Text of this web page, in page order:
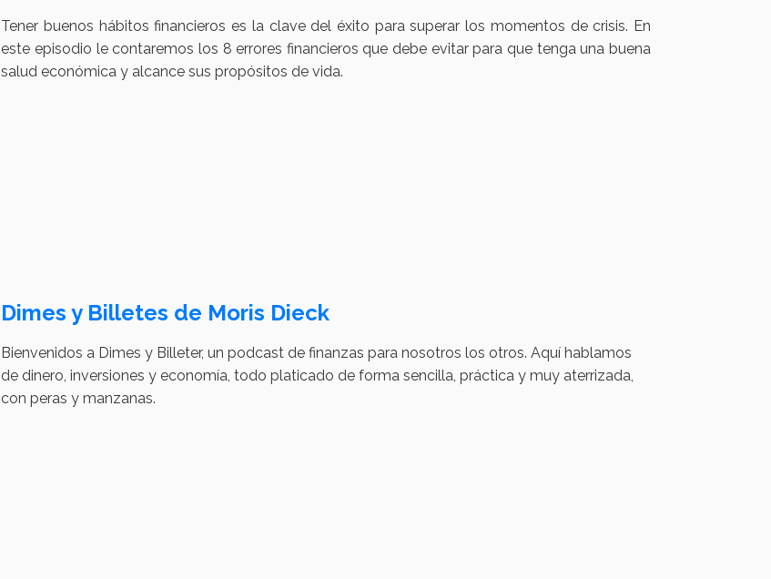
Tener buenos hábitos financieros es la clave del éxito para superar los momentos de crisis. En
este episodio le contaremos los 8 errores financieros que debe evitar para que tenga una buena
salud económica y alcance sus propósitos de vida.
Dimes y Billetes de Moris Dieck
Bienvenidos a Dimes y Billeter, un podcast de finanzas para nosotros los otros. Aquí hablamos
de dinero, inversiones y economía, todo platicado de forma sencilla, práctica y muy aterrizada,
con peras y manzanas.